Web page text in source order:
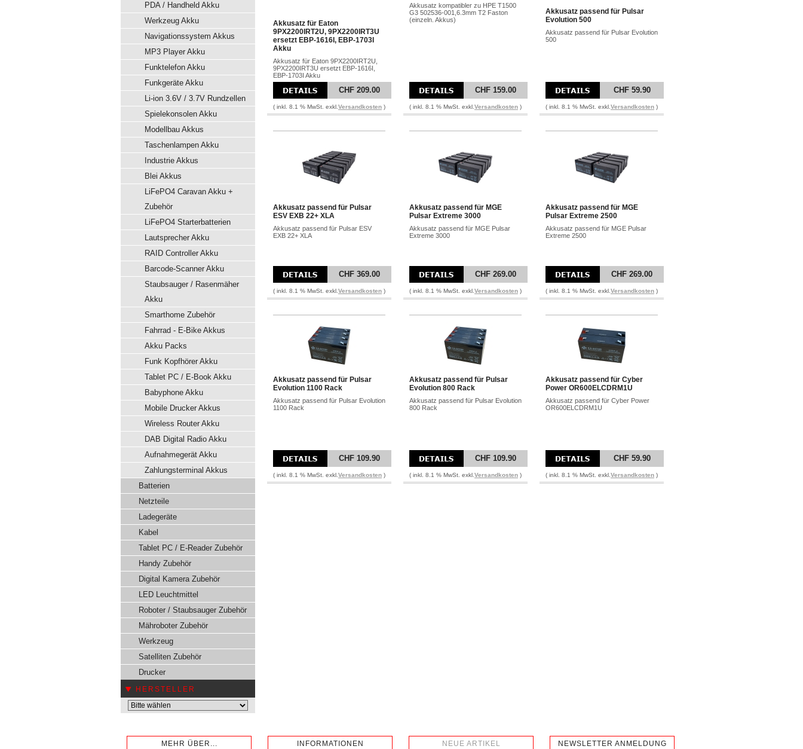
PDA / Handheld Akku
Werkzeug Akku
Navigationssystem Akkus
MP3 Player Akku
Funktelefon Akku
Funkgeräte Akku
Li-ion 3.6V / 3.7V Rundzellen
Spielekonsolen Akku
Modellbau Akkus
Taschenlampen Akku
Industrie Akkus
Blei Akkus
LiFePO4 Caravan Akku +
Zubehör
LiFePO4 Starterbatterien
Lautsprecher Akku
RAID Controller Akku
Barcode-Scanner Akku
Staubsauger / Rasenmäher
Akku
Smarthome Zubehör
Fahrrad - E-Bike Akkus
Akku Packs
Funk Kopfhörer Akku
Tablet PC / E-Book Akku
Babyphone Akku
Mobile Drucker Akkus
Wireless Router Akku
DAB Digital Radio Akku
Aufnahmegerät Akku
Zahlungsterminal Akkus
Batterien
Netzteile
Ladegeräte
Kabel
Tablet PC / E-Reader Zubehör
Handy Zubehör
Digital Kamera Zubehör
LED Leuchtmittel
Roboter / Staubsauger Zubehör
Mähroboter Zubehör
Werkzeug
Satelliten Zubehör
Drucker
HERSTELLER
Akkusatz für Eaton
9PX2200IRT2U, 9PX2200IRT3U
ersetzt EBP-1616I, EBP-1703I
Akku
Akkusatz für Eaton 9PX2200IRT2U,
9PX2200IRT3U ersetzt EBP-1616I,
EBP-1703I Akku
CHF 209.00
( inkl. 8.1 % MwSt. exkl. Versandkosten )
Akkusatz kompatibler zu HPE T1500
G3 502536-001,6.3mm T2 Faston
(einzeln. Akkus)
CHF 159.00
( inkl. 8.1 % MwSt. exkl. Versandkosten )
Akkusatz passend für Pulsar
Evolution 500
Akkusatz passend für Pulsar Evolution
500
CHF 59.90
( inkl. 8.1 % MwSt. exkl. Versandkosten )
Akkusatz passend für Pulsar
ESV EXB 22+ XLA
Akkusatz passend für Pulsar ESV
EXB 22+ XLA
CHF 369.00
( inkl. 8.1 % MwSt. exkl. Versandkosten )
Akkusatz passend für MGE
Pulsar Extreme 3000
Akkusatz passend für MGE Pulsar
Extreme 3000
CHF 269.00
( inkl. 8.1 % MwSt. exkl. Versandkosten )
Akkusatz passend für MGE
Pulsar Extreme 2500
Akkusatz passend für MGE Pulsar
Extreme 2500
CHF 269.00
( inkl. 8.1 % MwSt. exkl. Versandkosten )
Akkusatz passend für Pulsar
Evolution 1100 Rack
Akkusatz passend für Pulsar Evolution
1100 Rack
CHF 109.90
( inkl. 8.1 % MwSt. exkl. Versandkosten )
Akkusatz passend für Pulsar
Evolution 800 Rack
Akkusatz passend für Pulsar Evolution
800 Rack
CHF 109.90
( inkl. 8.1 % MwSt. exkl. Versandkosten )
Akkusatz passend für Cyber
Power OR600ELCDRM1U
Akkusatz passend für Cyber Power
OR600ELCDRM1U
CHF 59.90
( inkl. 8.1 % MwSt. exkl. Versandkosten )
MEHR ÜBER... INFORMATIONEN NEUE ARTIKEL NEWSLETTER ANMELDUNG